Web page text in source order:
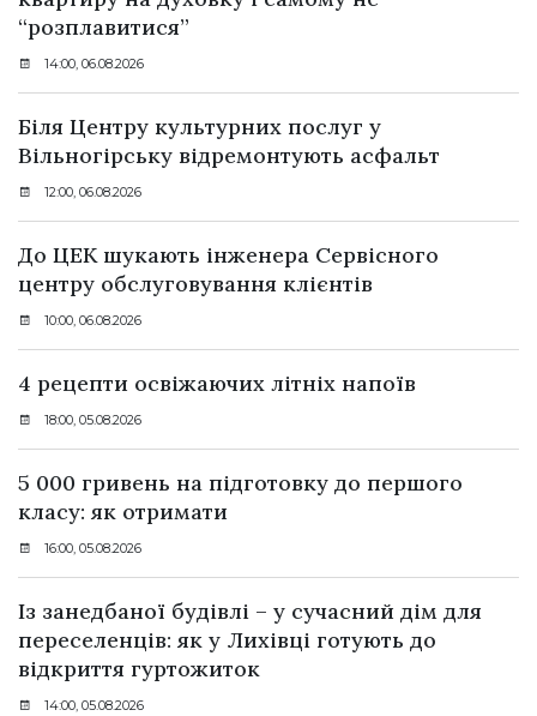
“розплавитися”
14:00, 06.08.2026
Біля Центру культурних послуг у
Вільногірську відремонтують асфальт
12:00, 06.08.2026
До ЦЕК шукають інженера Сервісного
центру обслуговування клієнтів
10:00, 06.08.2026
4 рецепти освіжаючих літніх напоїв
18:00, 05.08.2026
5 000 гривень на підготовку до першого
класу: як отримати
16:00, 05.08.2026
Із занедбаної будівлі – у сучасний дім для
переселенців: як у Лихівці готують до
відкриття гуртожиток
14:00, 05.08.2026